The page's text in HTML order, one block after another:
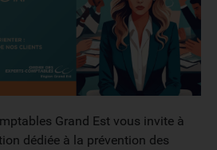
Grand Est vous invite à
dédiée à la prévention des